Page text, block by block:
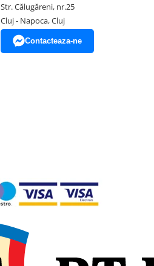
Str. Călugăreni, nr.25
Cluj - Napoca, Cluj
Contacteaza-ne